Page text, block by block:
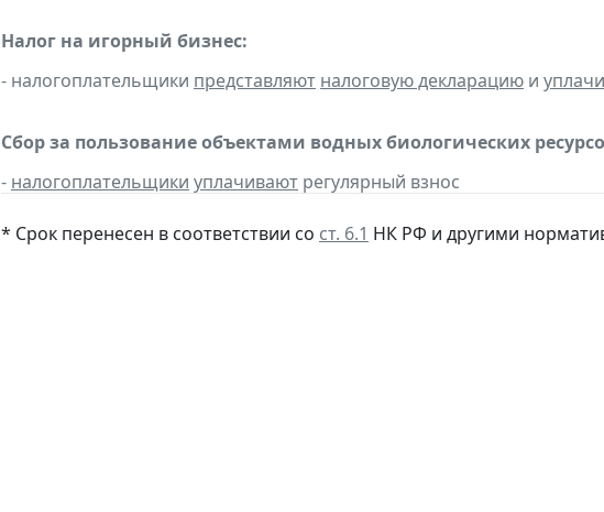
Налог на игорный бизнес:
- налогоплательщики представляют налоговую декларацию и
Сбор за пользование объектами водных биологических
- налогоплательщики уплачивают регулярный взнос
* Срок перенесен в соответствии со ст. 6.1 НК РФ и другими